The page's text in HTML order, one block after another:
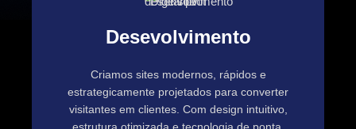
Desevolvimento
Criamos sites modernos, rápidos e
estrategicamente projetados para converter
visitantes em clientes. Com design intuitivo,
estrutura otimizada e tecnologia de ponta,